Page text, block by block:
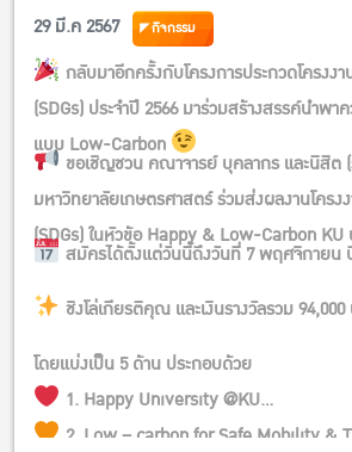
29 มี.ค 2567
กิจกรรม
กลับมาอีกครั้งกับโครงการประกวดโครงง
(SDGs) ประจำปี 2566 มาร่วมสร้างสรรค์นำพ
แบบ Low-Carbon
ขอเชิญชวน คณาจารย์ บุคลากร และนิสิต
มหาวิทยาลัยเกษตรศาสตร์ ร่วมส่งผลงานโคร
(SDGs) ในหัวข้อ Happy & Low-Carbon KU
สมัครได้ตั้งแต่วันนี้ถึงวันที่ 7 พฤศจิกายน
ชิงโล่เกียรติคุณ และเงินรางวัลรวม
โดยแบ่งเป็น 5 ด้าน ประกอบด้วย
1. Happy University @KU
2. Low – carbon for Safe Mobility &